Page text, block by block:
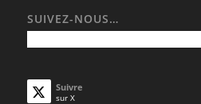
SUIVEZ-NOUS…
Suivre
sur X